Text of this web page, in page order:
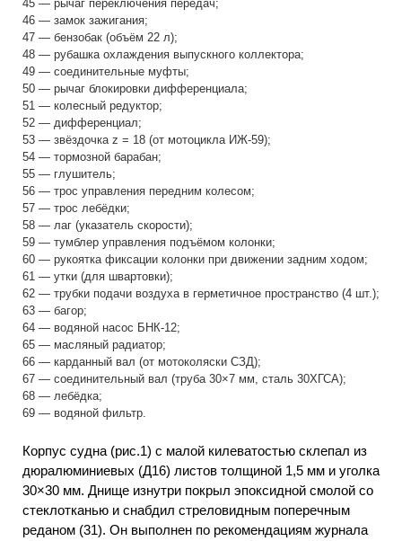
45 — рычаг переключения передач;
46 — замок зажигания;
47 — бензобак (объём 22 л);
48 — рубашка охлаждения выпускного коллектора;
49 — соединительные муфты;
50 — рычаг блокировки дифференциала;
51 — колесный редуктор;
52 — дифференциал;
53 — звёздочка z = 18 (от мотоцикла ИЖ-59);
54 — тормозной барабан;
55 — глушитель;
56 — трос управления передним колесом;
57 — трос лебёдки;
58 — лаг (указатель скорости);
59 — тумблер управления подъёмом колонки;
60 — рукоятка фиксации колонки при движении задним ходом;
61 — утки (для швартовки);
62 — трубки подачи воздуха в герметичное пространство (4 шт.);
63 — багор;
64 — водяной насос БНК-12;
65 — масляный радиатор;
66 — карданный вал (от мотоколяски СЗД);
67 — соединительный вал (труба 30×7 мм, сталь 30ХГСА);
68 — лебёдка;
69 — водяной фильтр.
Корпус судна (рис.1) с малой килеватостью склепал из
дюралюминиевых (Д16) листов толщиной 1,5 мм и уголка
30×30 мм. Днище изнутри покрыл эпоксидной смолой со
стеклотканью и снабдил стреловидным поперечным
реданом (31). Он выполнен по рекомендациям журнала